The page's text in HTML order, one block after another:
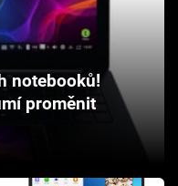
notebooků!
proměnit